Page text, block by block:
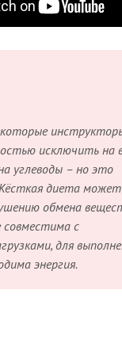
исключить на
углеводы – но это
диета может
обмена
с
для
энергия.